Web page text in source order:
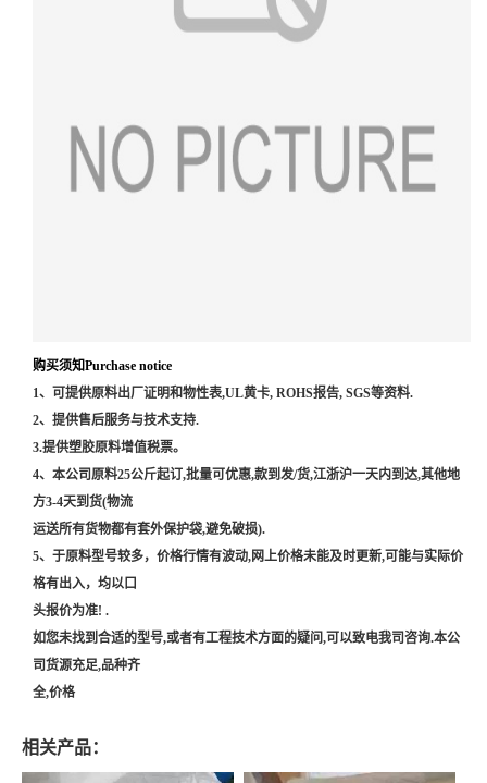
购买须知Purchase notice
1、可提供原料出厂证明和物性表,UL黄卡, ROHS报告, SGS等资料.
2、提供售后服务与技术支持.
3.提供塑胶原料增值税票。
4、本公司原料25公斤起订,批量可优惠,款到发/货,江浙沪一天内到达,其他地
方3-4天到货(物流
运送所有货物都有套外保护袋,避免破损).
5、于原料型号较多，价格行情有波动,网上价格未能及时更新,可能与实际价
格有出入，均以口
头报价为准! .
如您未找到合适的型号,或者有工程技术方面的疑问,可以致电我司咨询.本公
司货源充足,品种齐
全,价格
相关产品：